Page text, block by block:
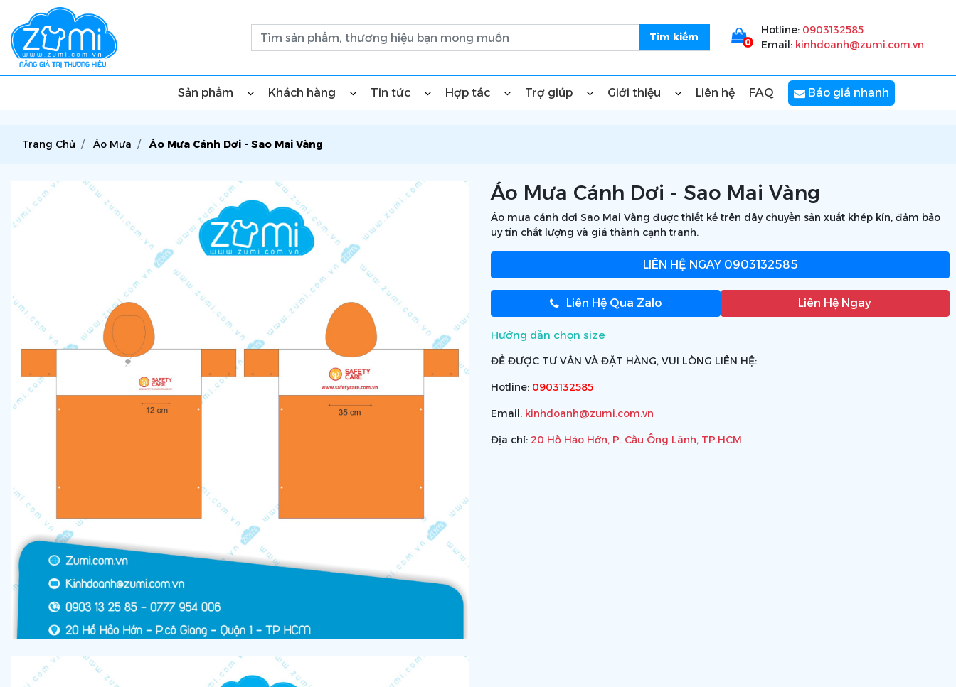
0
Hotline: 0903132585
Email: kinhdoanh@zumi.com.vn
Sản phẩm Khách hàng Tin tức Hợp tác Trợ giúp Giới thiệu Liên hệ FAQ Báo giá nhanh
Trang Chủ Áo Mưa Áo Mưa Cánh Dơi - Sao Mai Vàng
Áo Mưa Cánh Dơi - Sao Mai Vàng
Áo mưa cánh dơi Sao Mai Vàng được thiết kế trên dây chuyền sản xuất khép kín, đảm bảo
uy tín chất lượng và giá thành cạnh tranh.
LIÊN HỆ NGAY0903132585
Liên Hệ Qua Zalo Liên Hệ Ngay
Hướng dẫn chọn size
ĐỂ ĐƯỢC TƯ VẤN VÀ ĐẶT HÀNG, VUI LÒNG LIÊN HỆ:
Hotline: 0903132585
Email: kinhdoanh@zumi.com.vn
Địa chỉ: 20 Hồ Hảo Hớn, P. Cầu Ông Lãnh, TP.HCM